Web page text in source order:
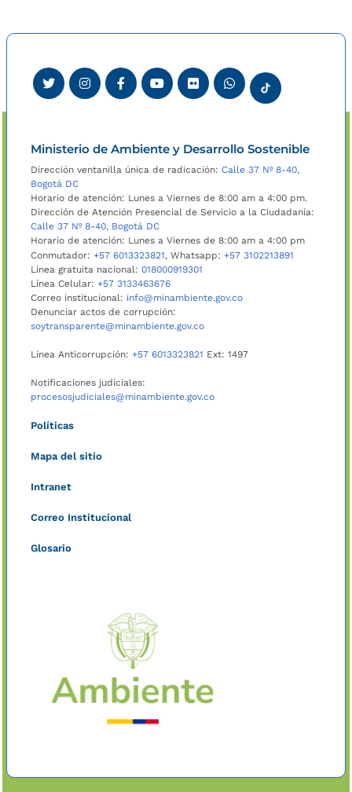
Ministerio de Ambiente y Desarrollo Sostenible
Dirección ventanilla única de radicación: Calle 37 Nº 8-40,
Bogotá DC
Horario de atención: Lunes a Viernes de 8:00 am a 4:00 pm.
Dirección de Atención Presencial de Servicio a la Ciudadanía:
Calle 37 Nº 8-40, Bogotá DC
Horario de atención: Lunes a Viernes de 8:00 am a 4:00 pm
Conmutador: +57 6013323821, Whatsapp: +57 3102213891
Línea gratuita nacional: 018000919301
Línea Celular: +57 3133463676
Correo institucional: info@minambiente.gov.co
Denunciar actos de corrupción:
soytransparente@minambiente.gov.co
Línea Anticorrupción: +57 6013323821 Ext: 1497
Notificaciones judiciales:
procesosjudiciales@minambiente.gov.co
Políticas
Mapa del sitio
Intranet
Correo Institucional
Glosario